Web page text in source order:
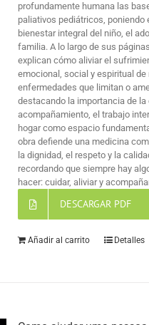
profundamente humana las
paliativos pediátricos, poniendo
bienestar integral del niño, el
familia. A lo largo de sus
explican cómo aliviar el
emocional, social y espiritual de
enfermedades que limitan o
destacando la importancia de la
acompañamiento, el trabajo
hogar como espacio
obra defiende una medicina
la dignidad, el respeto y la
recordando que siempre hay
hacer: cuidar, aliviar y
DESCARGAR PDF
Añadir al carrito Detalles